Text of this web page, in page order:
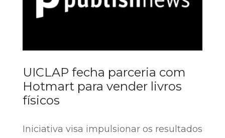
UICLAP fecha parceria com
Hotmart para vender livros
físicos
Iniciativa visa impulsionar os resultados